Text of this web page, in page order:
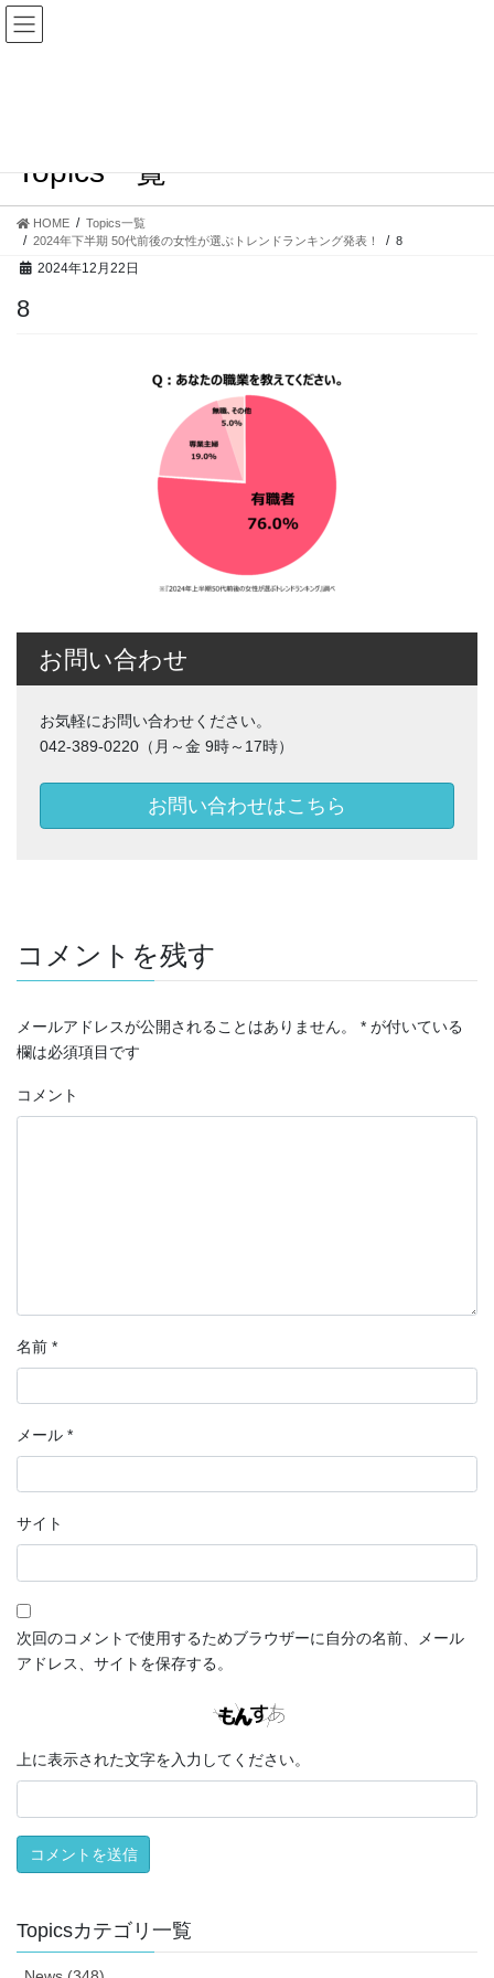
コ
ン
キ
プ
ナ
ビ
に
動
Topics一覧
HOME
Topics一覧
2024年下半期 50代前後の女性が選ぶトレンドランキング発表！
8
2024年12月22日
8
お問い合わせ
お気軽にお問い合わせください。
042-389-0220（月～金 9時～17時）
お問い合わせはこちら
コメントを残す
メールアドレスが公開されることはありません。 * が付いている
欄は必須項目です
コメント
名前 *
メール *
サイト
次回のコメントで使用するためブラウザーに自分の名前、メール
アドレス、サイトを保存する。
上に表示された文字を入力してください。
Topicsカテゴリ一覧